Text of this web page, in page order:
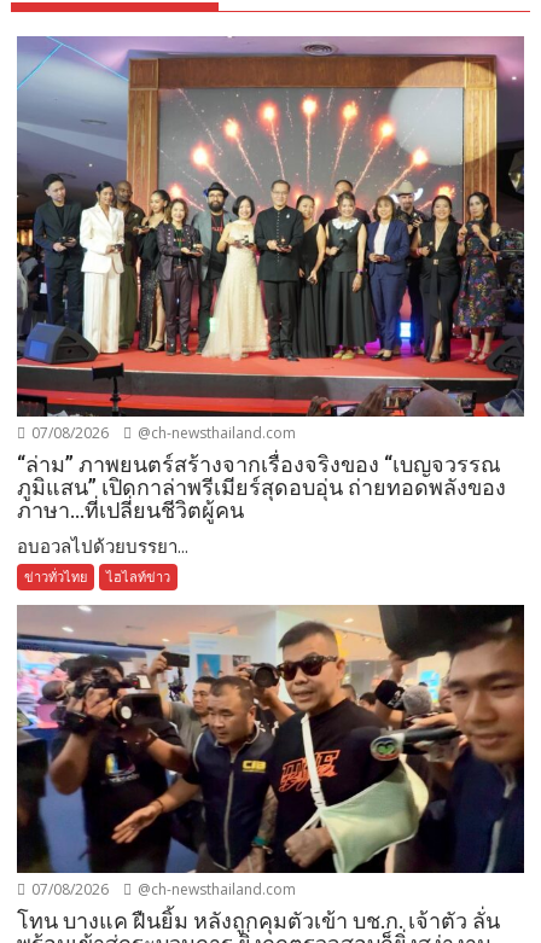
07/08/2026 @ch-newsthailand.com
“ล่าม” ภาพยนตร์สร้างจากเรื่องจริงของ “เบญจวรรณ
ภูมิแสน” เปิดกาล่าพรีเมียร์สุดอบอุ่น ถ่ายทอดพลังของ
ภาษา…ที่เปลี่ยนชีวิตผู้คน
อบอวลไปด้วยบรรยา...
ข่าวทั่วไทย ไฮไลท์ข่าว
07/08/2026 @ch-newsthailand.com
โทน บางแค ฝืนยิ้ม หลังถูกคุมตัวเข้า บช.ก. เจ้าตัว ลั่น